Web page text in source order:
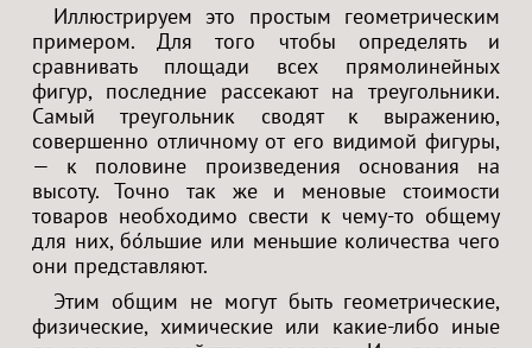
Иллюстрируем это простым геометрическим
примером. Для того чтобы определять и
сравнивать площади всех прямолинейных
фигур, последние рассекают на треугольники.
Самый треугольник сводят к выражению,
совершенно отличному от его видимой фигуры,
— к половине произведения основания на
высоту. Точно так же и меновые стоимости
товаров необходимо свести к чему-то общему
для них, бо́льшие или меньшие количества чего
они представляют.
Этим общим не могут быть геометрические,
физические, химические или какие-либо иные